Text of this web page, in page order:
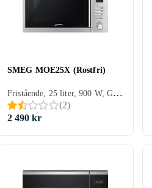
SMEG MOE25X (Rostfri)
Fristående, 25 liter, 900 W, Grillfunktion
(2)
2 490 kr